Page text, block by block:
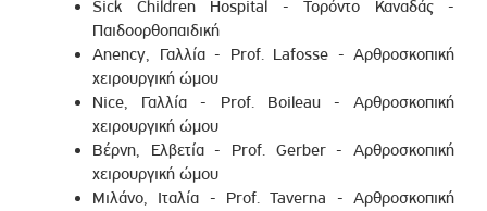
Sick Children Hospital - Τορόντο Καναδάς -
Παιδοορθοπαιδική
Anency, Γαλλία - Prof. Lafosse - Αρθροσκοπική
χειρουργική ώμου
Nice, Γαλλία - Prof. Boileau - Αρθροσκοπική
χειρουργική ώμου
Βέρνη, Ελβετία - Prof. Gerber - Αρθροσκοπική
χειρουργική ώμου
Μιλάνο, Ιταλία - Prof. Taverna - Αρθροσκοπική